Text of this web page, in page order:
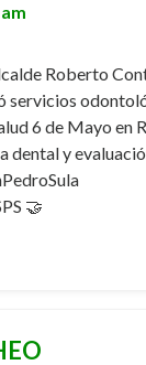
Roberto
servicios
6 de Mayo en
dental y
🤝